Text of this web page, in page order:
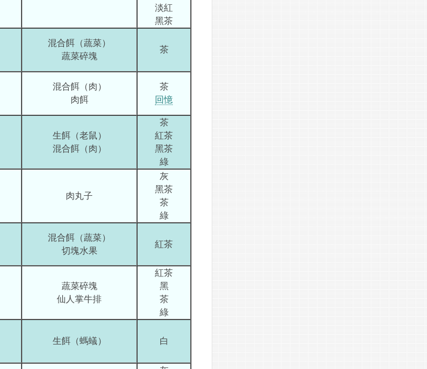
淡紅
黑茶
混合餌（蔬菜）
蔬菜碎塊
茶
混合餌（肉）
肉餌
茶
回憶
生餌（老鼠）
混合餌（肉）
茶
紅茶
黑茶
綠
肉丸子
灰
黑茶
茶
綠
混合餌（蔬菜）
切塊水果
紅茶
蔬菜碎塊
仙人掌牛排
紅茶
黑
茶
綠
生餌（螞蟻） 白